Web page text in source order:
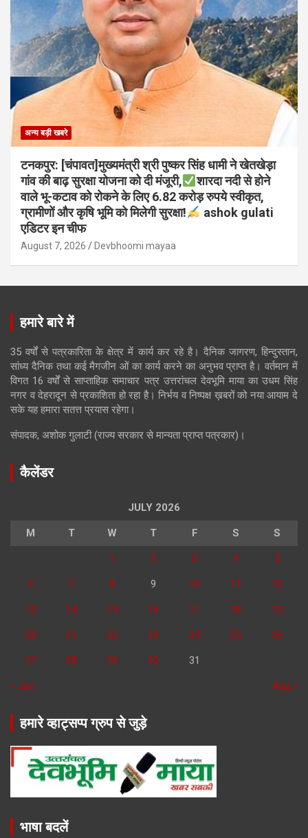
अन्य बड़ी खबरे
टनकपुर: [चंपावत]मुख्यमंत्री श्री पुष्कर सिंह धामी ने खेतखेड़ा
गांव की बाढ़ सुरक्षा योजना को दी मंजूरी,
शारदा नदी से होने
वाले भू-कटाव को रोकने के लिए 6.82 करोड़ रुपये स्वीकृत,
ग्रामीणों और कृषि भूमि को मिलेगी सुरक्षा!
ashok gulati
एडिटर इन चीफ
August 7, 2026 Devbhoomi mayaa
हमारे बारे में
35 वर्षों से पत्रकारिता के क्षेत्र में कार्य कर रहे है। दैनिक जागरण, हिन्दुस्तान,
सांध्य दैनिक तथा कई मैगजीन ओं का कार्य करने का अनुभव प्राप्त है। वर्तमान में
विगत 16 वर्षों से साप्ताहिक समाचार पत्र उत्तरांचल देवभूमि माया का उधम सिंह
नगर व देहरादून से प्रकाशिता हो रहा है। निर्भय व निष्पक्ष ख़बरों को नया आयाम दे
सके यह हमारा सतत्त प्रयास रहेगा।
संपादक, अशोक गुलाटी (राज्य सरकार से मान्यता प्राप्त पत्रकार)।
कैलेंडर
JULY 2026
M T W T F S S
1 2 3 4 5
6 7 8 9 10 11 12
13 14 15 16 17 18 19
20 21 22 23 24 25 26
27 28 29 30 31
« Jun Aug »
हमारे व्हाट्सप्प ग्रुप से जुड़े
भाषा बदलें